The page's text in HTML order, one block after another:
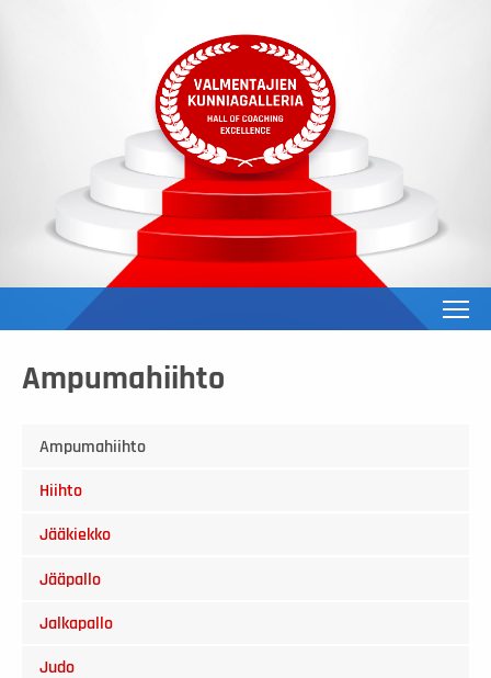
Ampumahiihto
Ampumahiihto
Hiihto
Jääkiekko
Jääpallo
Jalkapallo
Judo